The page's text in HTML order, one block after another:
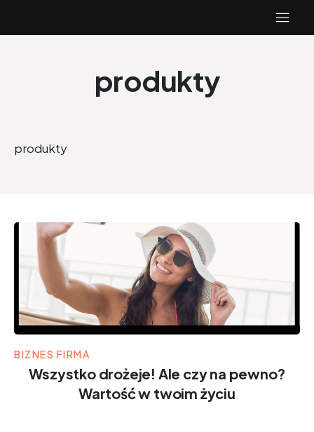
produkty
produkty
BIZNES FIRMA
Wszystko drożeje! Ale czy na pewno?
Wartość w twoim życiu